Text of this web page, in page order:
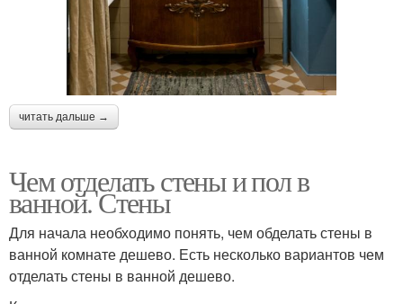
читать дальше →
Чем отделать стены и пол в
ванной. Стены
Для начала необходимо понять, чем обделать стены в
ванной комнате дешево. Есть несколько вариантов чем
отделать стены в ванной дешево.